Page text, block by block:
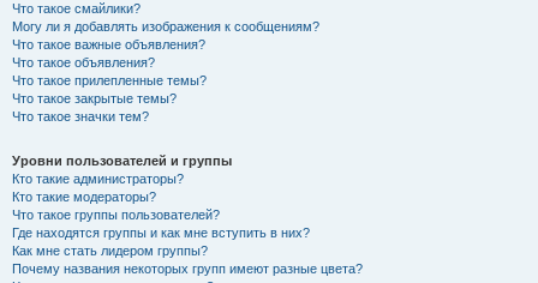
Что такое смайлики?
Могу ли я добавлять изображения к сообщениям?
Что такое важные объявления?
Что такое объявления?
Что такое прилепленные темы?
Что такое закрытые темы?
Что такое значки тем?
Уровни пользователей и группы
Кто такие администраторы?
Кто такие модераторы?
Что такое группы пользователей?
Где находятся группы и как мне вступить в них?
Как мне стать лидером группы?
Почему названия некоторых групп имеют разные цвета?